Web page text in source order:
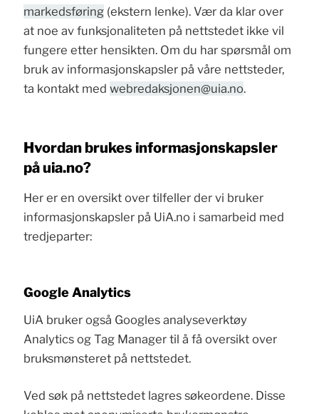
markedsføring (ekstern lenke). Vær da klar over
at noe av funksjonaliteten på nettstedet ikke vil
fungere etter hensikten. Om du har spørsmål om
bruk av informasjonskapsler på våre nettsteder,
ta kontakt med webredaksjonen@uia.no.
Hvordan brukes informasjonskapsler
på uia.no?
Her er en oversikt over tilfeller der vi bruker
informasjonskapsler på UiA.no i samarbeid med
tredjeparter:
Google Analytics
UiA bruker også Googles analyseverktøy
Analytics og Tag Manager til å få oversikt over
bruksmønsteret på nettstedet.
Ved søk på nettstedet lagres søkeordene. Disse